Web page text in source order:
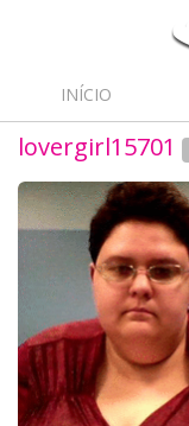
INÍCIO
lovergirl15701